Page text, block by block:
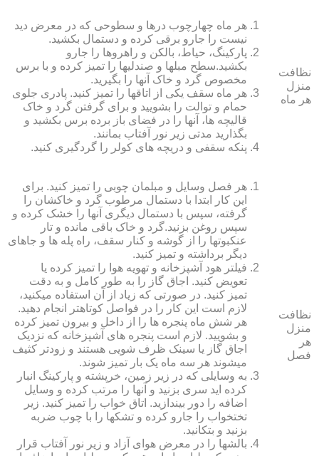
نظافت
منزل
هر ماه
هر ماه چهارچوب درها و سطوحی که در معرض دید
نیست را جارو برقی کرده و دستمال بکشید.
پارکینگ، حیاط، بالکن و راهروها را جارو
بکشید.سطح مبل‏ها و صندلی‏ها را تمیز کرده و با برس
مخصوص گرد و خاک آنها را بگیرید.
هر ماه سقف یکی از اتاق‏ها را تمیز کنید. پادری جلوی
حمام و توالت را بشویید و برای گرفتن گرد و خاک
قالیچه‏ ها، آنها را در فضای باز برده برس بکشید و
بگذارید مدتی زیر نور آفتاب بمانند.
پنکه سقفی و دریچه‏ های کولر را گردگیری کنید.
نظافت
منزل
هر
فصل
هر فصل وسایل و مبلمان چوبی را تمیز کنید. برای
این کار ابتدا با دستمال مرطوب گرد و خاک‏شان را
گرفته، سپس با دستمال دیگری آنها را خشک کرده و
سپس روغن بزنید.گرد و خاک باقی مانده و تار
عنکبوت‏ها را از گوشه و کنار سقف، راه پله‏ ها و جاهای
دیگر برداشته و تمیز کنید.
فیلتر هود آشپزخانه و تهویه هوا را تمیز کرده یا
تعویض کنید. اجاق گاز را به طور کامل و به دقت
تمیز کنید. در صورتی که زیاد از آن استفاده می‏کنید،
لازم است این کار را در فواصل کوتاه‏تر انجام دهید.
هر شش ماه پنجره‏ ها را از داخل و بیرون تمیز کرده
و بشویید. لازم است پنجره‏ های آشپزخانه که نزدیک
اجاق گاز یا سینک ظرف شویی هستند و زودتر کثیف
می‏شوند هر سه ماه یک بار تمیز شوند.
به وسایلی که در زیر زمین، خرپشته و پارکینگ انبار
کرده‏ اید سری بزنید و آنها را مرتب کرده و وسایل
اضافه را دور بیندازید. اتاق خواب را تمیز کنید. زیر
تختخواب را جارو کرده و تشک‏ها را با چوب ضربه
بزنید و بتکانید.
بالش‏ها را در معرض هوای آزاد و زیر نور آفتاب قرار